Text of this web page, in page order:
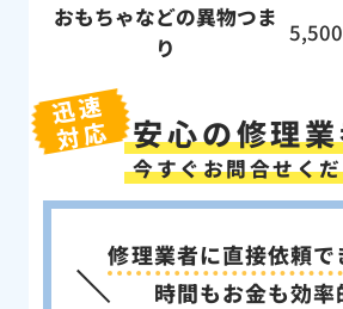
おもちゃなどの異物つま
り
迅速
対応 安心の修理
今すぐお問合せく
修理業者に直接依頼で
時間もお金も効率